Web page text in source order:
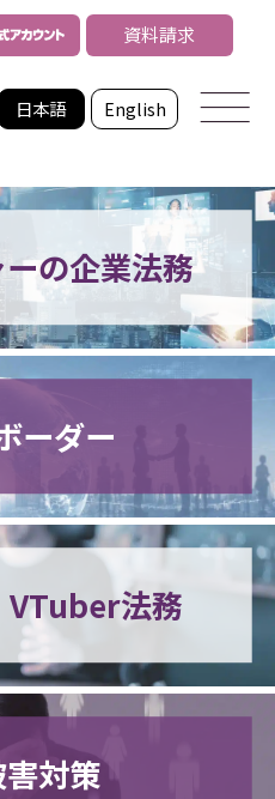
日本語 English
資料請求
の企業法務
ーダー
法務
対策